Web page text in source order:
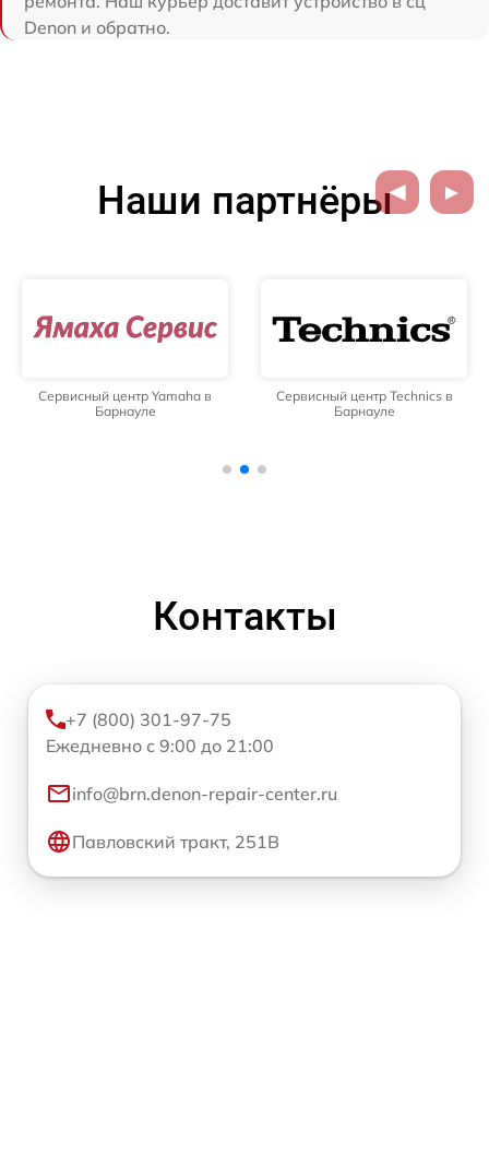
Denon и обратно.
Наши партнёры
Сервисный центр Yamaha в
Барнауле
Сервисный центр Technics в
Барнауле
Контакты
+7 (800) 301-97-75
Ежедневно с 9:00 до 21:00
info@brn.denon-repair-center.ru
Павловский тракт, 251В